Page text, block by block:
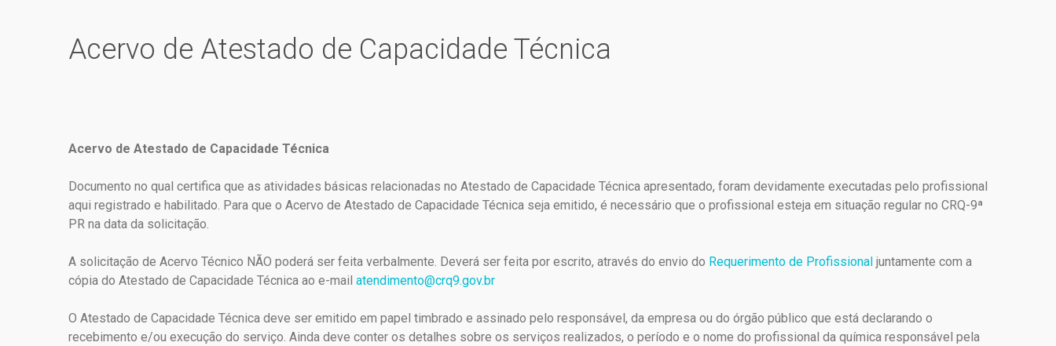
Acervo de Atestado de Capacidade Técnica
Acervo de Atestado de Capacidade Técnica
Documento no qual certifica que as atividades básicas relacionadas no Atestado de Capacidade Técnica apresentado, foram devidamente executadas pelo profissional
aqui registrado e habilitado. Para que o Acervo de Atestado de Capacidade Técnica seja emitido, é necessário que o profissional esteja em situação regular no CRQ-9ª
PR na data da solicitação.
A solicitação de Acervo Técnico NÃO poderá ser feita verbalmente. Deverá ser feita por escrito, através do envio do Requerimento de Profissional juntamente com a
cópia do Atestado de Capacidade Técnica ao e-mail atendimento@crq9.gov.br
O Atestado de Capacidade Técnica deve ser emitido em papel timbrado e assinado pelo responsável, da empresa ou do órgão público que está declarando o
recebimento e/ou execução do serviço. Ainda deve conter os detalhes sobre os serviços realizados, o período e o nome do profissional da química responsável pela